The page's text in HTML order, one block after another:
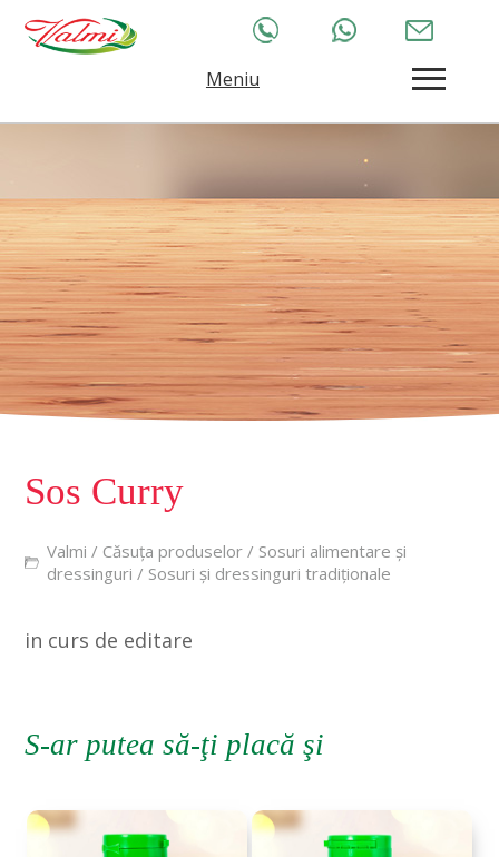
Meniu
Sos Curry
Valmi / Căsuța produselor / Sosuri alimentare și
dressinguri / Sosuri și dressinguri tradiționale
in curs de editare
S-ar putea să-ţi placă şi